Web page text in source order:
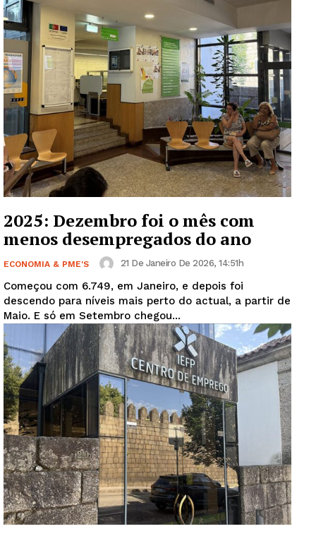
2025: Dezembro foi o mês com
menos desempregados do ano
ECONOMIA & PME'S 21 De Janeiro De 2026, 14:51h
Começou com 6.749, em Janeiro, e depois foi
descendo para níveis mais perto do actual, a partir de
Maio. E só em Setembro chegou...